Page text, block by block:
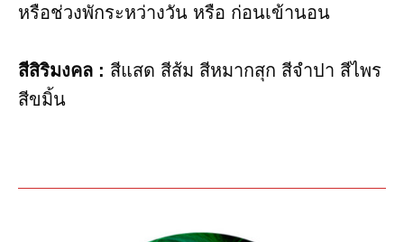
หรือช่วงพักระหว่างวัน หรือ ก่อนเข้านอน
สีสิริมงคล : สีแสด สีส้ม สีหมากสุก สีจำปา สีไพร
สีขมิ้น